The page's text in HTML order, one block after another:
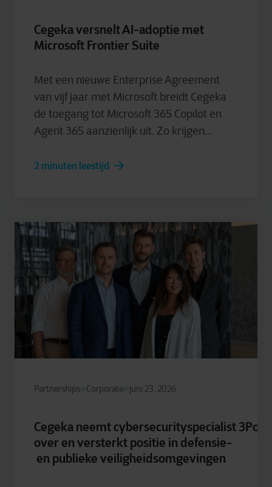
Cegeka versnelt AI-adoptie met
Microsoft Frontier Suite
Met een nieuwe Enterprise Agreement
van vijf jaar met Microsoft breidt Cegeka
de toegang tot Microsoft 365 Copilot en
Agent 365 aanzienlijk uit. Zo krijgen...
2 minuten leestijd
Partnerships Corporate juni 23, 2026
Cegeka neemt cybersecurityspecialist
over en versterkt positie in defensie-
en publieke veiligheidsomgevingen